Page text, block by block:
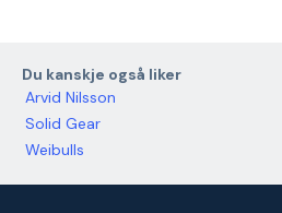
Du kanskje også liker
Arvid Nilsson
Solid Gear
Weibulls